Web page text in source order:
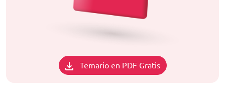
Temario en PDF Gratis